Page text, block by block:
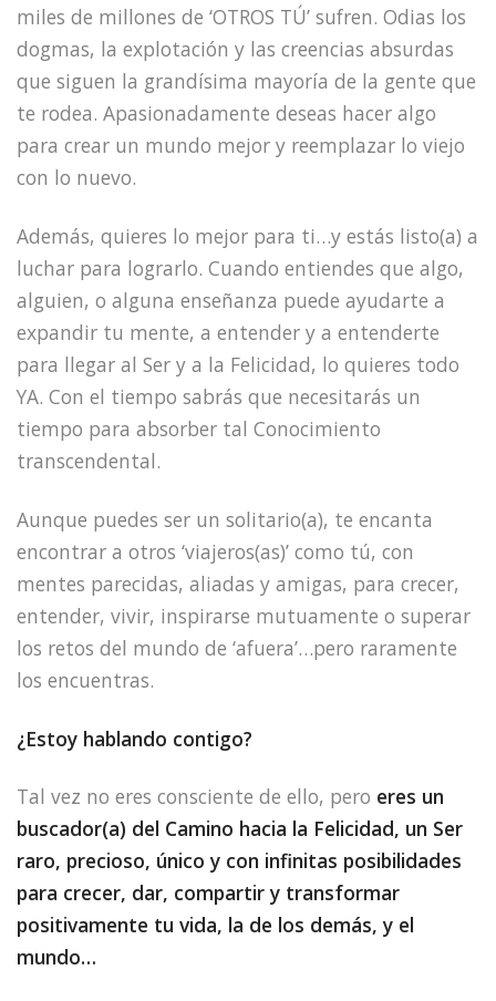
miles de millones de ‘OTROS TÚ’ sufren. Odias los
dogmas, la explotación y las creencias absurdas
que siguen la grandísima mayoría de la gente que
te rodea. Apasionadamente deseas hacer algo
para crear un mundo mejor y reemplazar lo viejo
con lo nuevo.
Además, quieres lo mejor para ti…y estás listo(a) a
luchar para lograrlo. Cuando entiendes que algo,
alguien, o alguna enseñanza puede ayudarte a
expandir tu mente, a entender y a entenderte
para llegar al Ser y a la Felicidad, lo quieres todo
YA. Con el tiempo sabrás que necesitarás un
tiempo para absorber tal Conocimiento
transcendental.
Aunque puedes ser un solitario(a), te encanta
encontrar a otros ‘viajeros(as)’ como tú, con
mentes parecidas, aliadas y amigas, para crecer,
entender, vivir, inspirarse mutuamente o superar
los retos del mundo de ‘afuera’…pero raramente
los encuentras.
¿Estoy hablando contigo?
Tal vez no eres consciente de ello, pero eres un
buscador(a) del Camino hacia la Felicidad, un Ser
raro, precioso, único y con infinitas posibilidades
para crecer, dar, compartir y transformar
positivamente tu vida, la de los demás, y el
mundo…